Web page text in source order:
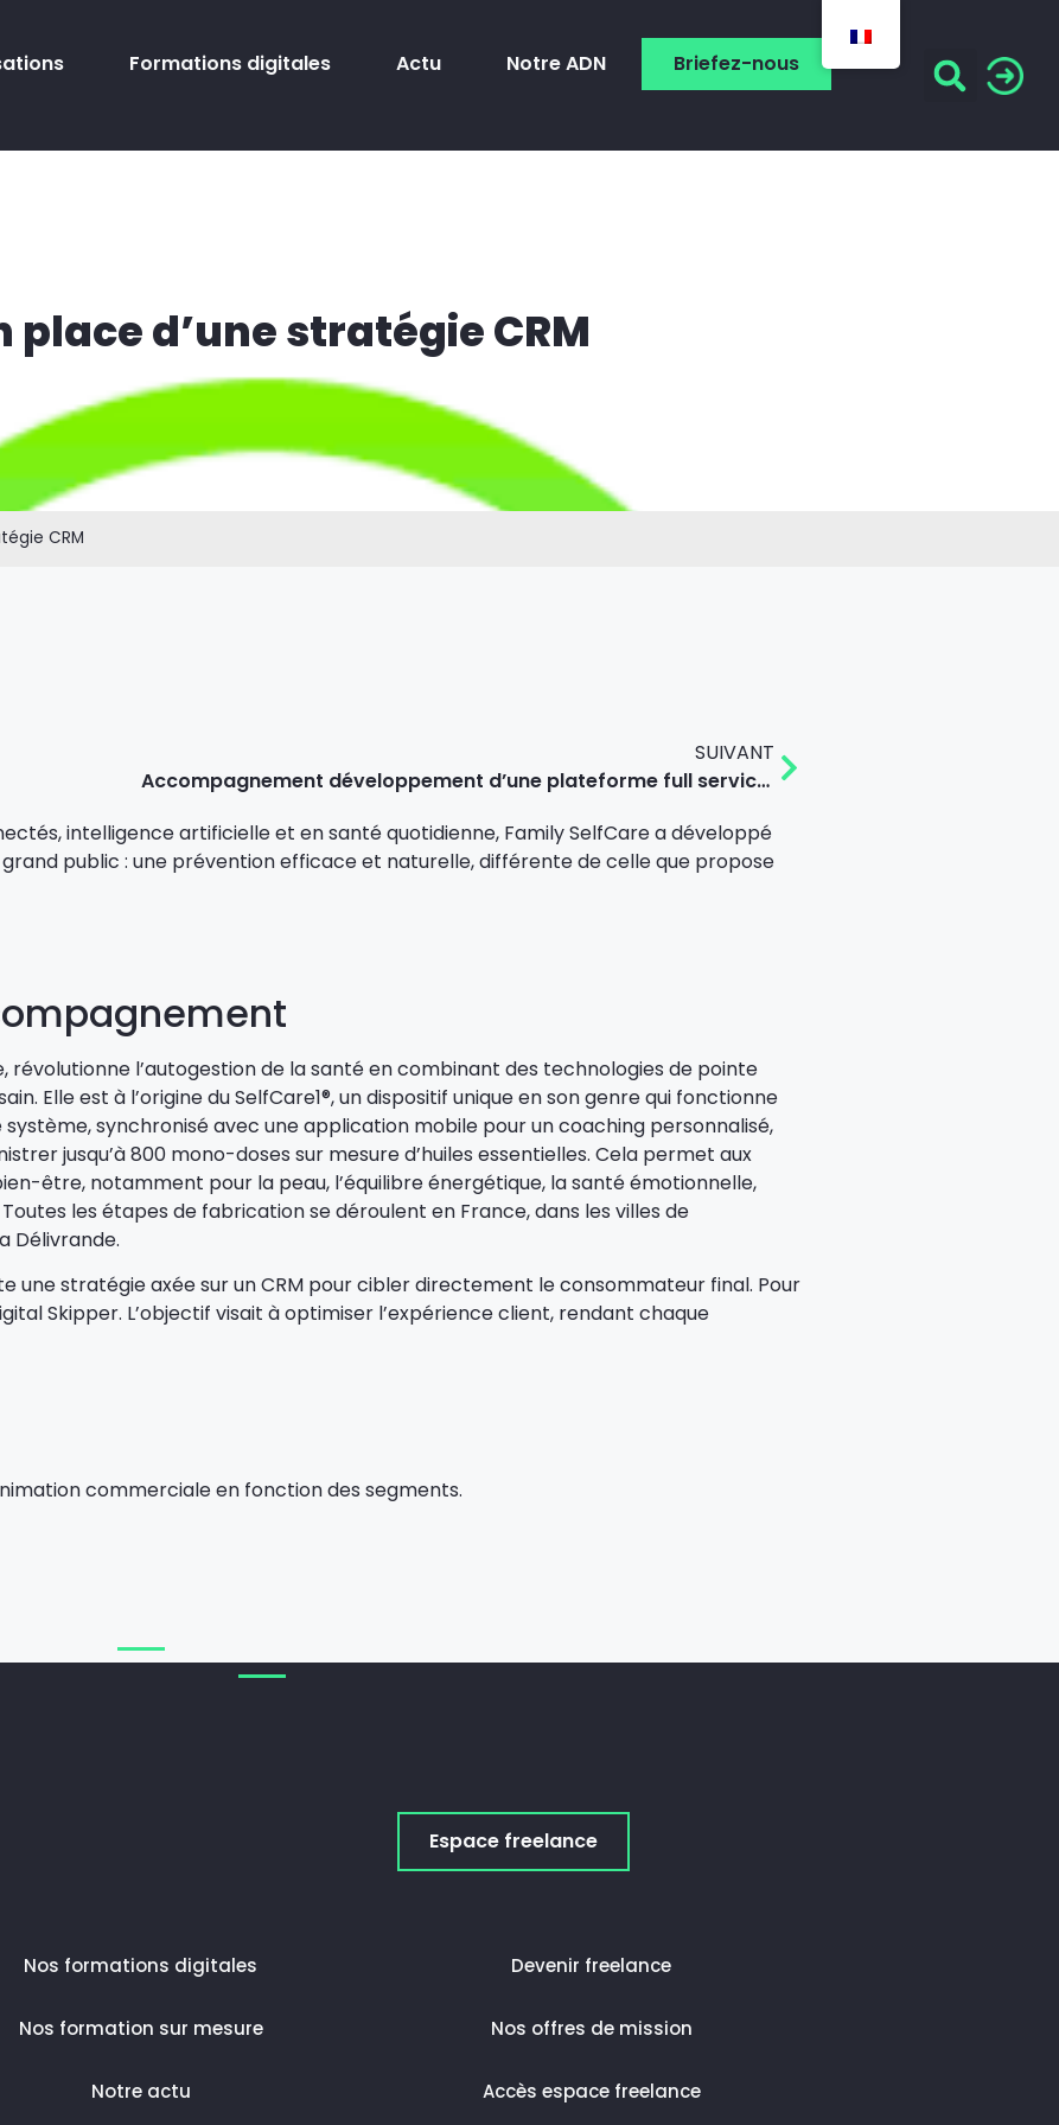
Formations digitales Actu Notre ADN Briefez-nous
place d’une stratégie CRM
CRM
SUIVANT
Accompagnement développement d’une plateforme full service – Luxe/Enchères
intelligence artificielle et en santé quotidienne, Family SelfCare a développé
public : une prévention efficace et naturelle, différente de celle que propose
l’autogestion de la santé en combinant des technologies de pointe
Elle est à l’origine du SelfCare1®, un dispositif unique en son genre qui fonctionne
synchronisé avec une application mobile pour un coaching personnalisé,
jusqu’à 800 mono-doses sur mesure d’huiles essentielles. Cela permet aux
être, notamment pour la peau, l’équilibre énergétique, la santé émotionnelle,
les étapes de fabrication se déroulent en France, dans les villes de
Délivrande.
une stratégie axée sur un CRM pour cibler directement le consommateur final. Pour
Skipper. L’objectif visait à optimiser l’expérience client, rendant chaque
commerciale en fonction des segments.
Espace freelance
Nos formations digitales
Nos formation sur mesure
Notre actu
Devenir freelance
Nos offres de mission
Accès espace freelance